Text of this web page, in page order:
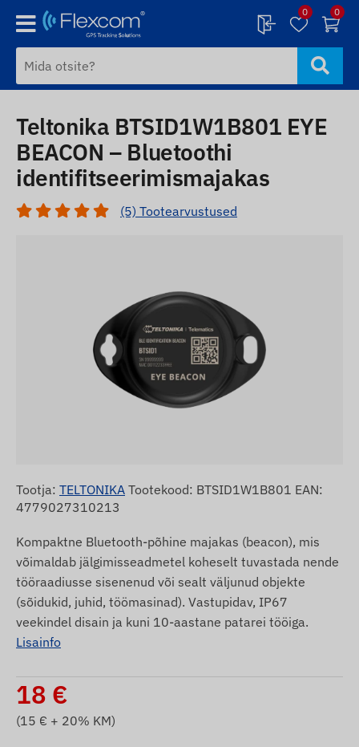
0 0
Teltonika BTSID1W1B801 EYE
BEACON – Bluetoothi
identifitseerimismajakas
(5) Tootearvustused
Tootja: TELTONIKA Tootekood: BTSID1W1B801 EAN:
4779027310213
Kompaktne Bluetooth-põhine majakas (beacon), mis
võimaldab jälgimisseadmetel koheselt tuvastada nende
tööraadiusse sisenenud või sealt väljunud objekte
(sõidukid, juhid, töömasinad). Vastupidav, IP67
veekindel disain ja kuni 10-aastane patarei tööiga.
Lisainfo
18 €
(15 € + 20% KM)